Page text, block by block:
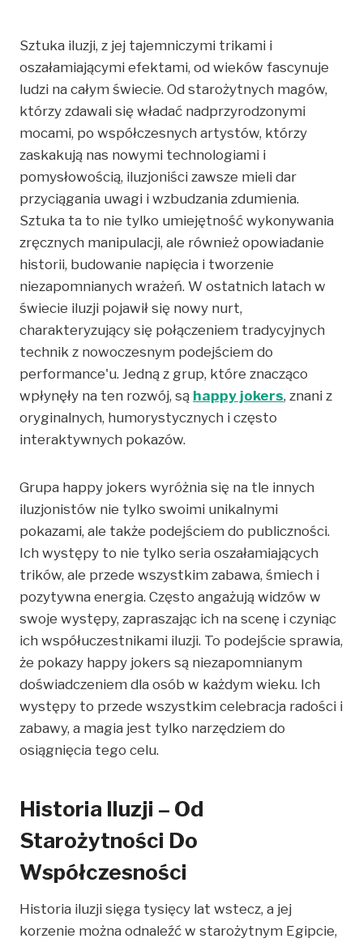
Sztuka iluzji, z jej tajemniczymi trikami i
oszałamiającymi efektami, od wieków fascynuje
ludzi na całym świecie. Od starożytnych magów,
którzy zdawali się władać nadprzyrodzonymi
mocami, po współczesnych artystów, którzy
zaskakują nas nowymi technologiami i
pomysłowością, iluzjoniści zawsze mieli dar
przyciągania uwagi i wzbudzania zdumienia.
Sztuka ta to nie tylko umiejętność wykonywania
zręcznych manipulacji, ale również opowiadanie
historii, budowanie napięcia i tworzenie
niezapomnianych wrażeń. W ostatnich latach w
świecie iluzji pojawił się nowy nurt,
charakteryzujący się połączeniem tradycyjnych
technik z nowoczesnym podejściem do
performance'u. Jedną z grup, które znacząco
wpłynęły na ten rozwój, są happy jokers, znani z
oryginalnych, humorystycznych i często
interaktywnych pokazów.
Grupa happy jokers wyróżnia się na tle innych
iluzjonistów nie tylko swoimi unikalnymi
pokazami, ale także podejściem do publiczności.
Ich występy to nie tylko seria oszałamiających
trików, ale przede wszystkim zabawa, śmiech i
pozytywna energia. Często angażują widzów w
swoje występy, zapraszając ich na scenę i czyniąc
ich współuczestnikami iluzji. To podejście sprawia,
że pokazy happy jokers są niezapomnianym
doświadczeniem dla osób w każdym wieku. Ich
występy to przede wszystkim celebracja radości i
zabawy, a magia jest tylko narzędziem do
osiągnięcia tego celu.
Historia Iluzji – Od
Starożytności Do
Współczesności
Historia iluzji sięga tysięcy lat wstecz, a jej
korzenie można odnaleźć w starożytnym Egipcie,